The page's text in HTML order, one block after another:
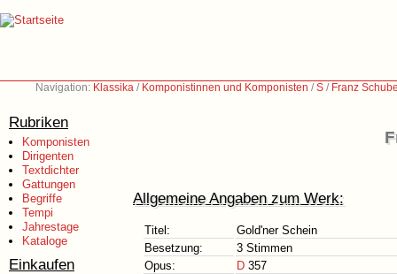
Navigation: Klassika / Komponistinnen und Komponisten /S / Franz
Rubriken
Komponisten
Dirigenten
Textdichter
Gattungen
Begriffe
Tempi
Jahrestage
Kataloge
Einkaufen
Allgemeine Angaben zum Werk:
Titel:
Gold'ner Schein
Besetzung:
3 Stimmen
Opus:
D 357